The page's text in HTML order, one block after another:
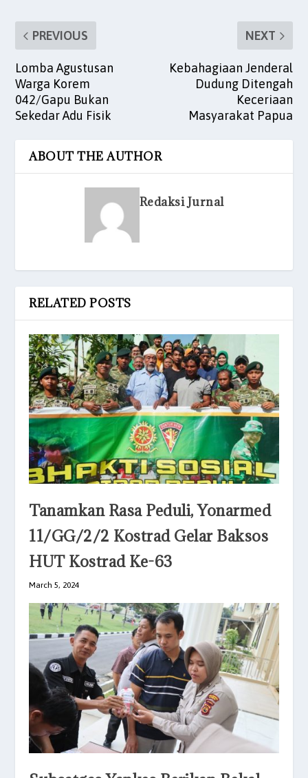
o
k
PREVIOUS
Lomba Agustusan
Warga Korem
042/Gapu Bukan
Sekedar Adu Fisik
NEXT
Kebahagiaan Jenderal
Dudung Ditengah
Keceriaan
Masyarakat Papua
ABOUT THE AUTHOR
Redaksi Jurnal
RELATED POSTS
Tanamkan Rasa Peduli, Yonarmed
11/GG/2/2 Kostrad Gelar Baksos
HUT Kostrad Ke-63
March 5, 2024